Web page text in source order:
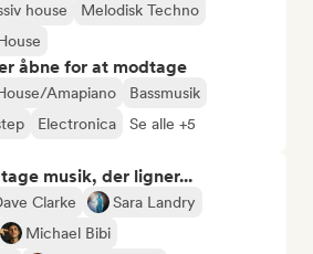
house
Melodisk Techno
åbne for at modtage
Amapiano
Bassmusik
Electronica Se alle +5
musik, der ligner...
Clarke
Sara Landry
Michael Bibi